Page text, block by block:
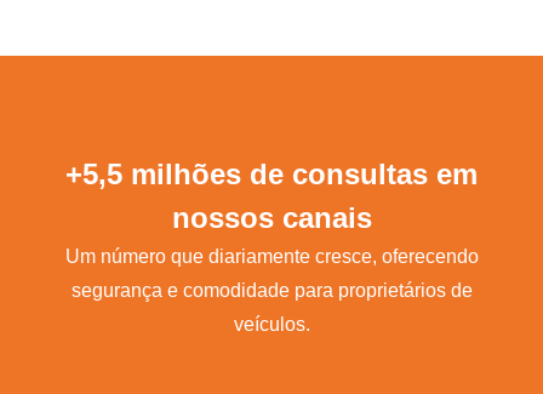
+5,5 milhões de consultas em
nossos canais
Um número que diariamente cresce, oferecendo
segurança e comodidade para proprietários de
veículos.